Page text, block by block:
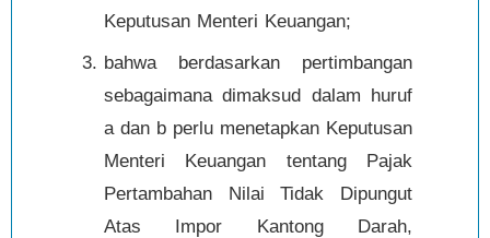
Keputusan Menteri Keuangan;
bahwa berdasarkan pertimbangan
sebagaimana dimaksud dalam huruf
a dan b perlu menetapkan Keputusan
Menteri Keuangan tentang Pajak
Pertambahan Nilai Tidak Dipungut
Atas Impor Kantong Darah,